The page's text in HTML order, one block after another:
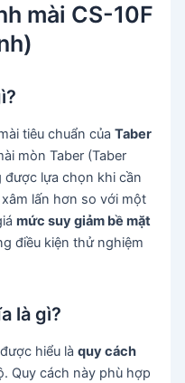
mài CS-10F
tiêu chuẩn củaTaber
mòn Taber (Taber
được lựa chọn khi cần
lấn hơn so với một
mức suy giảm bề mặt
điều kiện thử nghiệm
là gì?
hiểu làquy cách
Quy cách này phù hợp